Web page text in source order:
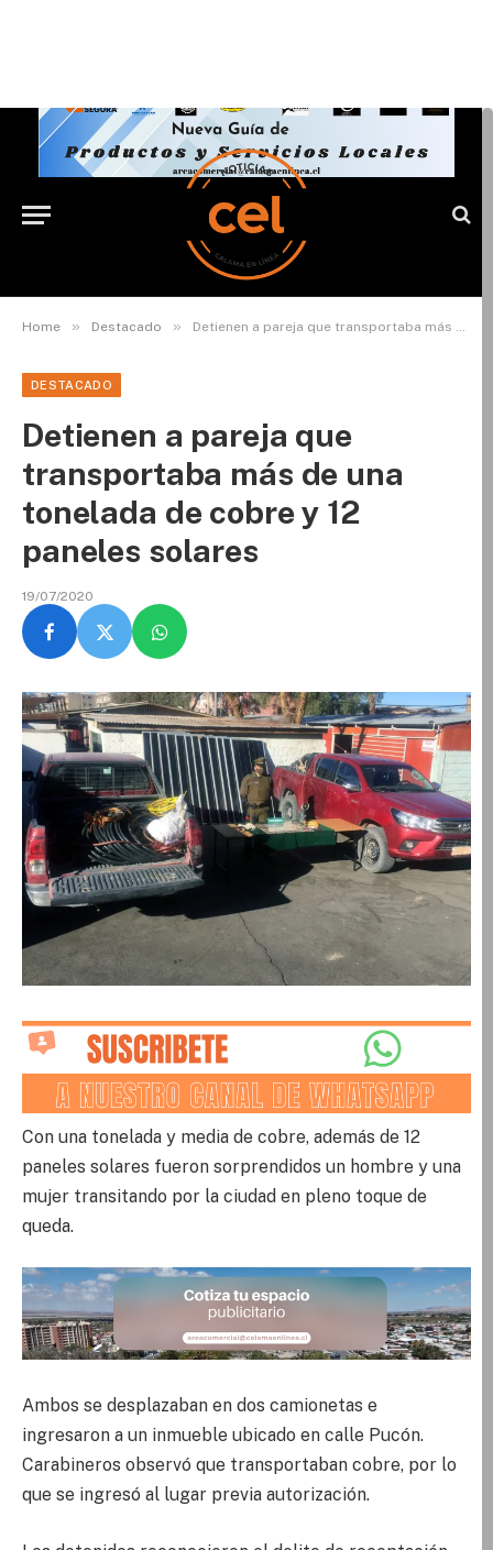
Home » Destacado » Detienen a pareja que transportaba más de una tonelada de cobre y 12 paneles solares
DESTACADO
Detienen a pareja que
transportaba más de una
tonelada de cobre y 12
paneles solares
19/07/2020
Con una tonelada y media de cobre, además de 12
paneles solares fueron sorprendidos un hombre y una
mujer transitando por la ciudad en pleno toque de
queda.
Ambos se desplazaban en dos camionetas e
ingresaron a un inmueble ubicado en calle Pucón.
Carabineros observó que transportaban cobre, por lo
que se ingresó al lugar previa autorización.